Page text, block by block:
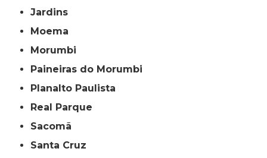
Jardins
Moema
Morumbi
Paineiras do Morumbi
Planalto Paulista
Real Parque
Sacomã
Santa Cruz